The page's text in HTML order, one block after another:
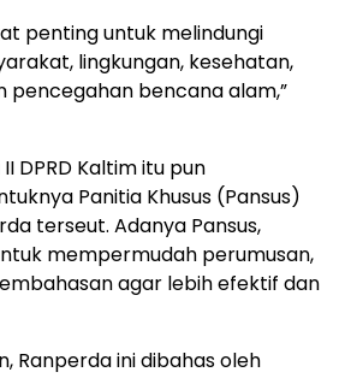
penting untuk melindungi
lingkungan, kesehatan,
pencegahan bencana alam,”
DPRD Kaltim itu pun
Panitia Khusus (Pansus)
terseut. Adanya Pansus,
mempermudah perumusan,
agar lebih efektif dan
Ranperda ini dibahas oleh